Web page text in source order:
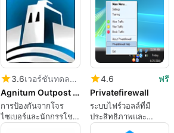
3.6
เวอร์ชันทดลองใช้
Agnitum Outpost Firewall
การป้องกันจากโจร
ไซเบอร์และนักกรรโชก
ออนไลน์
4.6
ฟรี
Privatefirewall
ระบบไฟร์วอลล์ที่มี
ประสิทธิภาพและ
ปลอดภัย